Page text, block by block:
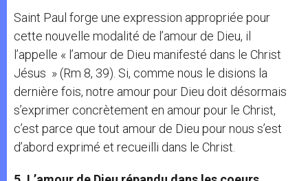
Saint Paul forge une expression appropriée pour
cette nouvelle modalité de l’amour de Dieu, il
l’appelle « l’amour de Dieu manifesté dans le Christ
Jésus » (Rm 8, 39). Si, comme nous le disions la
dernière fois, notre amour pour Dieu doit désormais
s’exprimer concrètement en amour pour le Christ,
c’est parce que tout amour de Dieu pour nous s’est
d’abord exprimé et recueilli dans le Christ.